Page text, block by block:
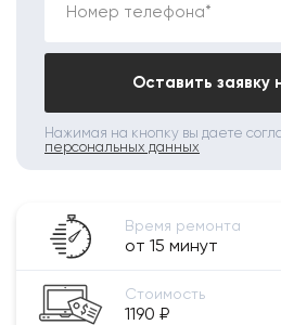
Номер телефона*
Оставить заявку
Нажимая на кнопку вы даете
персональных данных
Время ремонта
от 15 минут
Стоимость
1190 ₽